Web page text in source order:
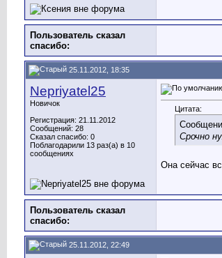
Пользователь сказал
cпасибо:
25.11.2012, 18:35
Nepriyatel25
Новичок
Регистрация: 21.11.2012
Сообщений: 28
Сказал спасибо: 0
Поблагодарили 13 раз(а) в 10
сообщениях
Цитата:
Срочно
Она сейчас
Пользователь сказал
cпасибо:
25.11.2012, 22:49